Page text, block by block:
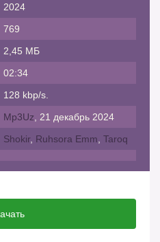
2024
769
2,45 МБ
02:34
128 kbp/s.
Mp3Uz , 21 декабрь 2024
Shokir, Ruhsora Emm Taroq